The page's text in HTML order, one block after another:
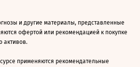
и другие материалы, представленные
офертой или рекомендацией к покупке
активов.
применяются рекомендательные